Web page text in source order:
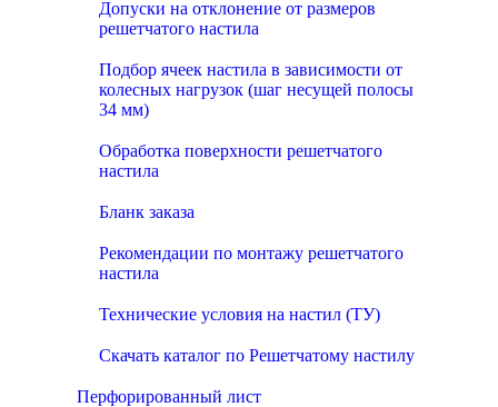
Допуски на отклонение от размеров
решетчатого настила
Подбор ячеек настила в зависимости от
колесных нагрузок (шаг несущей полосы
34 мм)
Обработка поверхности решетчатого
настила
Бланк заказа
Рекомендации по монтажу решетчатого
настила
Технические условия на настил (ТУ)
Скачать каталог по Решетчатому настилу
Перфорированный лист